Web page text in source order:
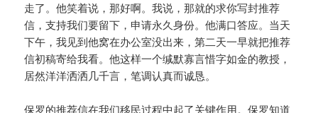
走了。他笑着说，那好啊。我说，那就的求你写封推荐
信，支持我们要留下，申请永久身份。他满口答应。当天
下午，我见到他窝在办公室没出来，第二天一早就把推荐
信初稿寄给我看。他这样一个缄默寡言惜字如金的教授，
居然洋洋洒洒几千言，笔调认真而诚恳。
保罗的推荐信在我们移民过程中起了关键作用。保罗知道